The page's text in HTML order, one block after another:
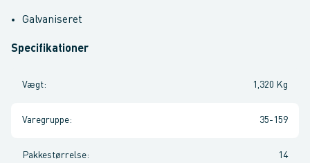
Galvaniseret
Specifikationer
Vægt: 1,320 Kg
Varegruppe: 35-159
Pakkestørrelse: 14